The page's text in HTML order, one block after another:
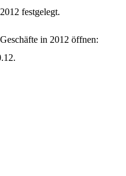
festgelegt.
in 2012 öffnen: